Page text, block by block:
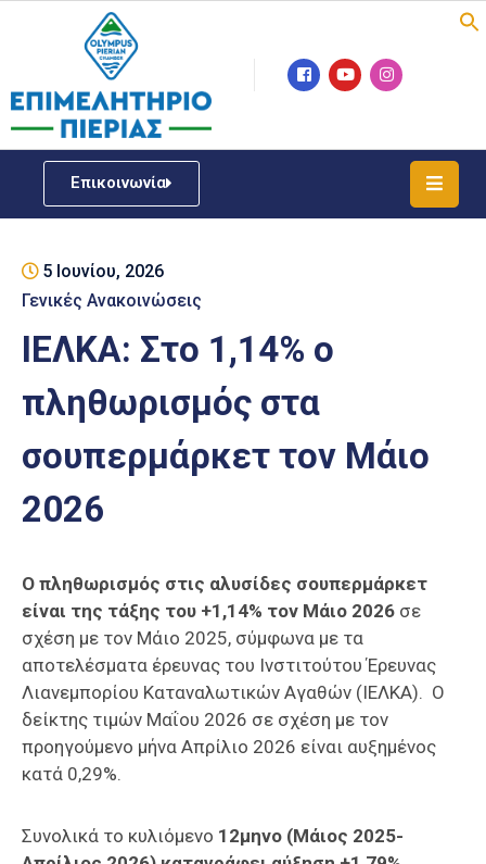
Επικοινωνία
Επιμελητήριο
Νέα
ΓΕΜΗ
Υποστήριξη
Έκθεση
Παραδοσιακών
Επαγγελμάτων
ΕΒΕΠ-
ΚΜ
Πιερία
5 Ιουνίου, 2026
Γενικές Ανακοινώσεις
ΙΕΛΚΑ: Στο 1,14% ο
πληθωρισμός στα
σουπερμάρκετ τον Μάιο
2026
Ο πληθωρισμός στις αλυσίδες σουπερμάρκετ
είναι της τάξης του +1,14% τον Μάιο 2026 σε
σχέση με τον Μάιο 2025, σύμφωνα με τα
αποτελέσματα έρευνας του Ινστιτούτου Έρευνας
Λιανεμπορίου Καταναλωτικών Αγαθών (ΙΕΛΚΑ). Ο
δείκτης τιμών Μαΐου 2026 σε σχέση με τον
προηγούμενο μήνα Απρίλιο 2026 είναι αυξημένος
κατά 0,29%.
Συνολικά το κυλιόμενο 12μηνο (Μάιος 2025-